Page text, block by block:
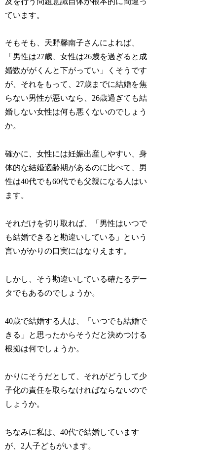
ています。
そもそも、天野馨南子さんによれば、
「男性は27歳、女性は26歳を過ぎると成
婚数ががくんと下がってい」くそうです
が、それをもって、27歳までに結婚を焦
らない男性が悪いなら、26歳過ぎても結
婚しない女性は何も悪くないのでしょう
か。
確かに、女性には妊娠出産しやすい、身
体的な結婚適齢期があるのに比べて、男
性は40代でも60代でも父親になる人はい
ます。
それだけを切り取れば、「男性はいつで
も結婚できると勘違いしている」という
言いがかりの口実にはなりえます。
しかし、そう勘違いしている確たるデー
タでもあるのでしょうか。
40歳で結婚する人は、「いつでも結婚で
きる」と思ったからそうだと決めつける
根拠は何でしょうか。
かりにそうだとして、それがどうして少
子化の責任を取らなければならないので
しょうか。
ちなみに私は、40代で結婚しています
が、2人子どもがいます。